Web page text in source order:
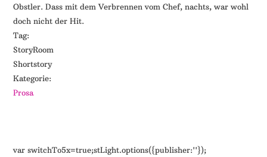
Obstler. Dass mit dem Verbrennen vom Chef, nachts, war wohl
doch nicht der Hit.
Tag:
StoryRoom
Shortstory
Kategorie:
Prosa
var switchTo5x=true;stLight.options({publisher:''});